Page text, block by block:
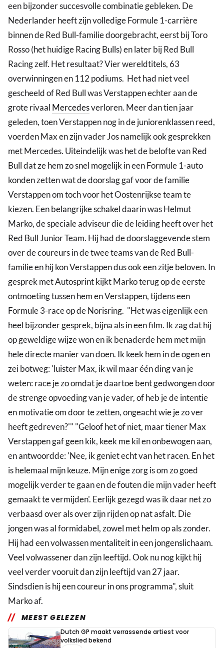
een bijzonder succesvolle combinatie gebleken. De
Nederlander heeft zijn volledige Formule 1-carrière
binnen de Red Bull-familie doorgebracht, eerst bij Toro
Rosso (het huidige Racing Bulls) en later bij Red Bull
Racing zelf. Het resultaat? Vier wereldtitels, 63
overwinningen en 112 podiums. Het had niet veel
gescheeld of Red Bull was Verstappen echter aan de
grote rivaal Mercedesverloren. Meer dan tien jaar
geleden, toen Verstappen nog in de juniorenklassen reed,
voerden Max en zijn vader Jos namelijk ook gesprekken
met Mercedes. Uiteindelijk was het de belofte van Red
Bull dat ze hem zo snel mogelijk in een Formule 1-auto
konden zetten wat de doorslag gaf voor de familie
Verstappen om toch voor het Oostenrijkse team te
kiezen. Een belangrijke schakel daarin was Helmut
Marko, de speciale adviseur die de leiding heeft over het
Red Bull Junior Team. Hij had de doorslaggevende stem
over de coureurs in de twee teams van de Red Bull-
familie en hij kon Verstappen dus ook een zitje beloven. In
gesprek met Autosprint kijkt Marko terug op de eerste
ontmoeting tussen hem en Verstappen, tijdens een
Formule 3-race op de Norisring. "Het was eigenlijk een
heel bijzonder gesprek, bijna als in een film. Ik zag dat hij
op geweldige wijze won en ik benaderde hem met mijn
hele directe manier van doen. Ik keek hem in de ogen en
zei botweg: 'luister Max, ik wil maar één ding van je
weten: race je zo omdat je daartoe bent gedwongen door
de strenge opvoeding van je vader, of heb je de intentie
en motivatie om door te zetten, ongeacht wie je zo ver
heeft gedreven?'" "Geloof het of niet, maar tiener Max
Verstappen gaf geen kik, keek me kil en onbewogen aan,
en antwoordde: 'Nee, ik geniet echt van het racen. En het
is helemaal mijn keuze. Mijn enige zorg is om zo goed
mogelijk verder te gaan en de fouten die mijn vader heeft
gemaakt te vermijden'. Eerlijk gezegd was ik daar net zo
verbaasd over als over zijn rijden op nat asfalt. Die
jongen was al formidabel, zowel met helm op als zonder.
Hij had een volwassen mentaliteit in een jongenslichaam.
Veel volwassener dan zijn leeftijd. Ook nu nog kijkt hij
veel verder vooruit dan zijn leeftijd van 27 jaar.
Sindsdien is hij een coureur in ons programma", sluit
Marko af.
MEEST GELEZEN
Dutch GP maakt verrassende artiest voor
volkslied bekend